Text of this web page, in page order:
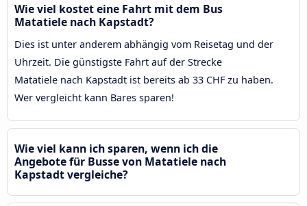
Wie viel kostet eine Fahrt mit dem Bus
Matatiele nach Kapstadt?
Dies ist unter anderem abhängig vom Reisetag und der
Uhrzeit. Die günstigste Fahrt auf der Strecke
Matatiele nach Kapstadt ist bereits ab 33 CHF zu haben.
Wer vergleicht kann Bares sparen!
Wie viel kann ich sparen, wenn ich die
Angebote für Busse von Matatiele nach
Kapstadt vergleiche?